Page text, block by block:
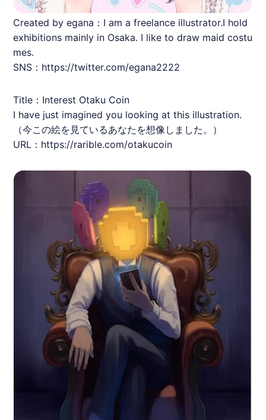
Created by egana：I am a freelance illustrator.I hold
exhibitions mainly in Osaka. I like to draw maid costu
mes.
SNS：https://twitter.com/egana2222
Title：Interest Otaku Coin
I have just imagined you looking at this illustration.
（今この絵を見ているあなたを想像しました。）
URL： https://rarible.com/otakucoin